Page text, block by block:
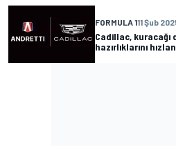
FORMULA 111 Şub
Cadillac, kuracağı
hazırlıklarını